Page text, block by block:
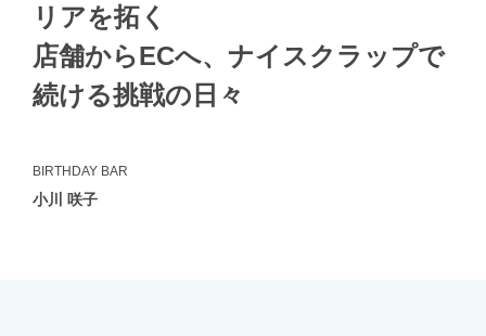
リアを拓く
店舗からECへ、ナイスクラップで
続ける挑戦の日々
BIRTHDAY BAR
小川 咲子